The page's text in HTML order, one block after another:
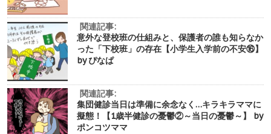
関連記事:
意外な登校班の仕組みと、保護者の誰も知らなか
った「下校班」の存在【小学生入学前の不安⑯】
by ぴなぱ
関連記事:
集団健診当日は準備に余念なく…キラキラママに
擬態！【1歳半健診の憂鬱②～当日の憂鬱～】 by
ポンコツママ